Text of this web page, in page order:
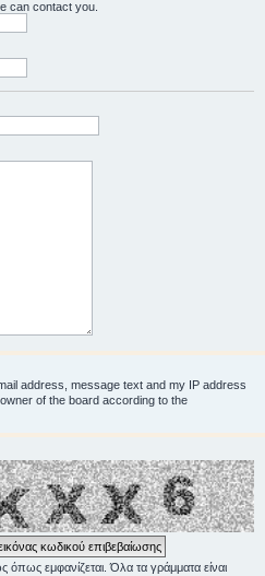
can contact you.
address, message text and my IP address
of the board according to the
όπως εμφανίζεται. Όλα τα γράμματα είναι